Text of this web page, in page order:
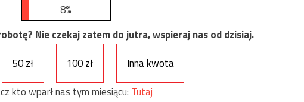
8%
Nie czekaj zatem do jutra, wspieraj nas od dzisiaj.
50 zł 100 zł
Inna kwota
kto wparł nas tym miesiącu: Tutaj